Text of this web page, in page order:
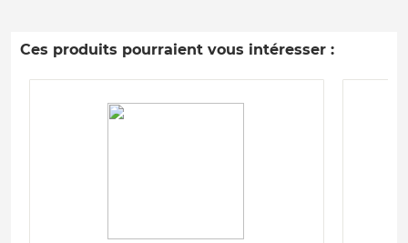
Ces produits pourraient vous intéresser :